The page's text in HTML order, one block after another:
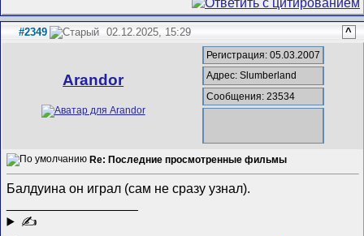
#2349 02.12.2025, 15:29 ^
Arandor
Регистрация: 05.03.2007
Адрес: Slumberland
Сообщения: 23534
Re: Последние просмотренные фильмы
Балдуина он играл (сам не сразу узнал).
✍